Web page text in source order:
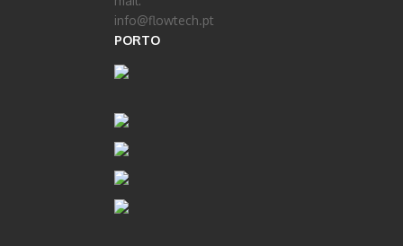
info@flowtech.pt
PORTO